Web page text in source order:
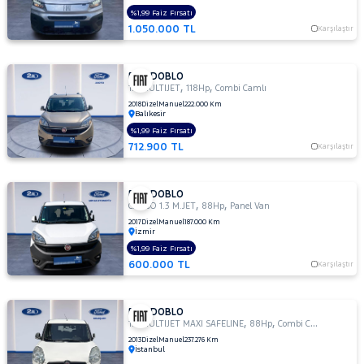
1.2
CARGO
M.JET
CARGO
MAXI 1.3
MULTIJET
COMBI
1.5
EASY
COMBI
1.5
BLUEHDI
PREMIO
PLUS
1.5
BLUEHDI
URBAN
1.050.000 TL Karşılaştır
%1,99 Faiz Fırsatı
FIAT DOBLO
1.6 MULTIJET,118Hp,Combi Camlı
2018DizelManuel222.000 Km
Balıkesir
712.900 TL Karşılaştır
%1,99 Faiz Fırsatı
FIAT DOBLO
CARGO 1.3 M.JET, 88Hp, Panel Van
2017DizelManuel187.000 Km
İzmir
600.000 TL Karşılaştır
%1,99 Faiz Fırsatı
FIAT DOBLO
1.3 MULTIJET MAXI SAFELINE, 88Hp,Combi Camlı
2013DizelManuel237.276 Km
İstanbul